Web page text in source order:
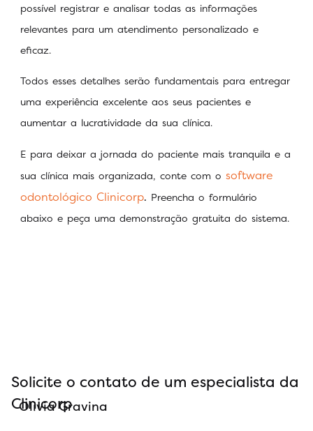
possível registrar e analisar todas as informações
relevantes para um atendimento personalizado e
eficaz.
Todos esses detalhes serão fundamentais para entregar
uma experiência excelente aos seus pacientes e
aumentar a lucratividade da sua clínica.
E para deixar a jornada do paciente mais tranquila e a
sua clínica mais organizada, conte com o software
odontológico Clinicorp. Preencha o formulário
abaixo e peça uma demonstração gratuita do sistema.
Solicite o contato de um especialista da
Clinicorp
Olivia Gravina